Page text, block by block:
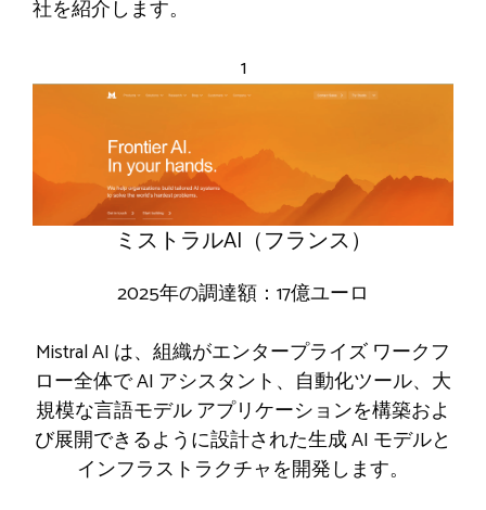
社を紹介します。
1
ミストラルAI（フランス）
2025年の調達額：17億ユーロ
Mistral AI は、組織がエンタープライズ ワークフ
ロー全体で AI アシスタント、自動化ツール、大
規模な言語モデル アプリケーションを構築およ
び展開できるように設計された生成 AI モデルと
インフラストラクチャを開発します。